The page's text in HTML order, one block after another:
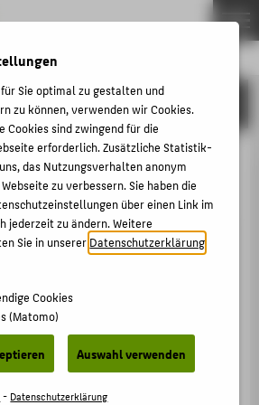
Berlin.de
Datenbanken
ENGINEERING
& SERVICE
Sie optimal zu gestalten und
zu können, verwenden wir Cookies.
Cookies sind zwingend für die
erforderlich. Zusätzliche Statistik-
das Nutzungsverhalten anonym
zu verbessern. Sie haben die
über einen Link im
jederzeit zu ändern. Weitere
Sie in unsererDatenschutzerklärung
Cookies
(Matomo)
Auswahl verwenden
- Datenschutzerklärung